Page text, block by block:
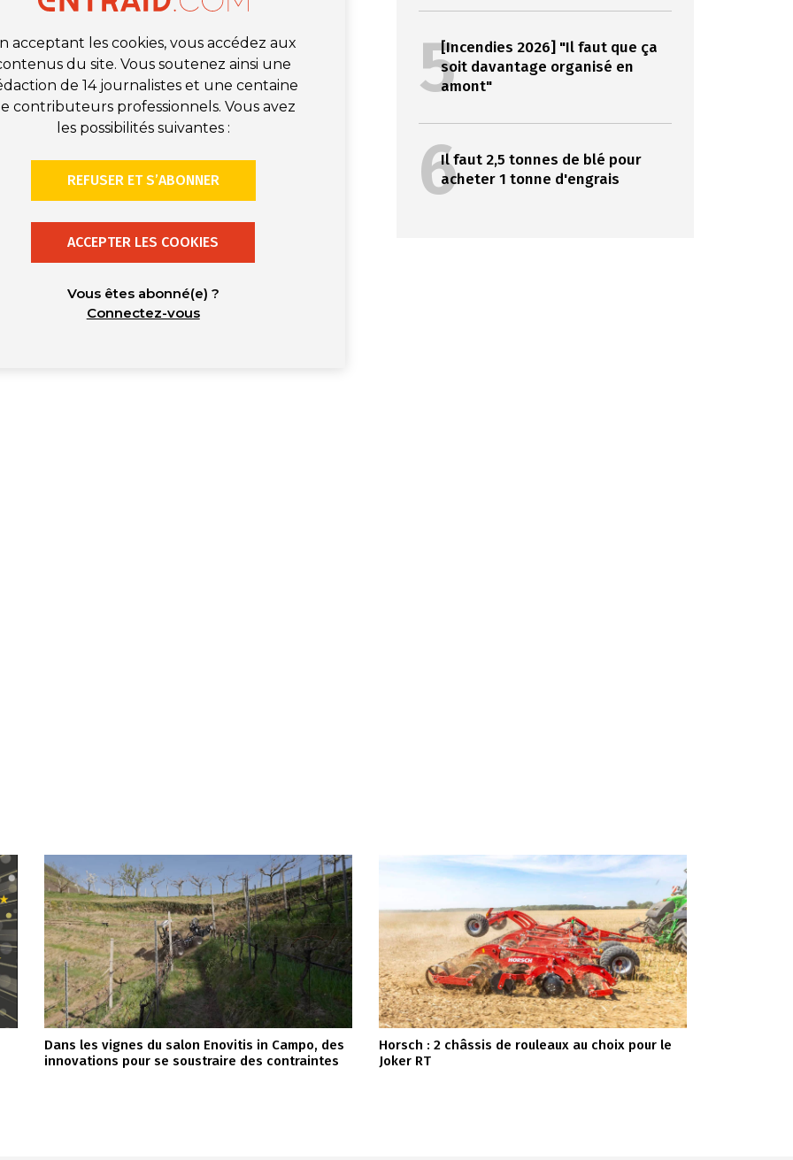
acceptant les cookies, vous accédez aux
du site. Vous soutenez ainsi une
de 14 journalistes et une centaine
contributeurs professionnels. Vous avez
les possibilités suivantes :
REFUSER ET S’ABONNER
ACCEPTER LES COOKIES
Vous êtes abonné(e) ?
Connectez-vous
5[Incendies 2026] "Il faut que ça
soit davantage organisé en
amont"
6Il faut 2,5 tonnes de blé pour
acheter 1 tonne d'engrais
Dans les vignes du salon Enovitis in Campo, des
innovations pour se soustraire des contraintes
Horsch : 2 châssis de rouleaux au choix pour le
Joker RT